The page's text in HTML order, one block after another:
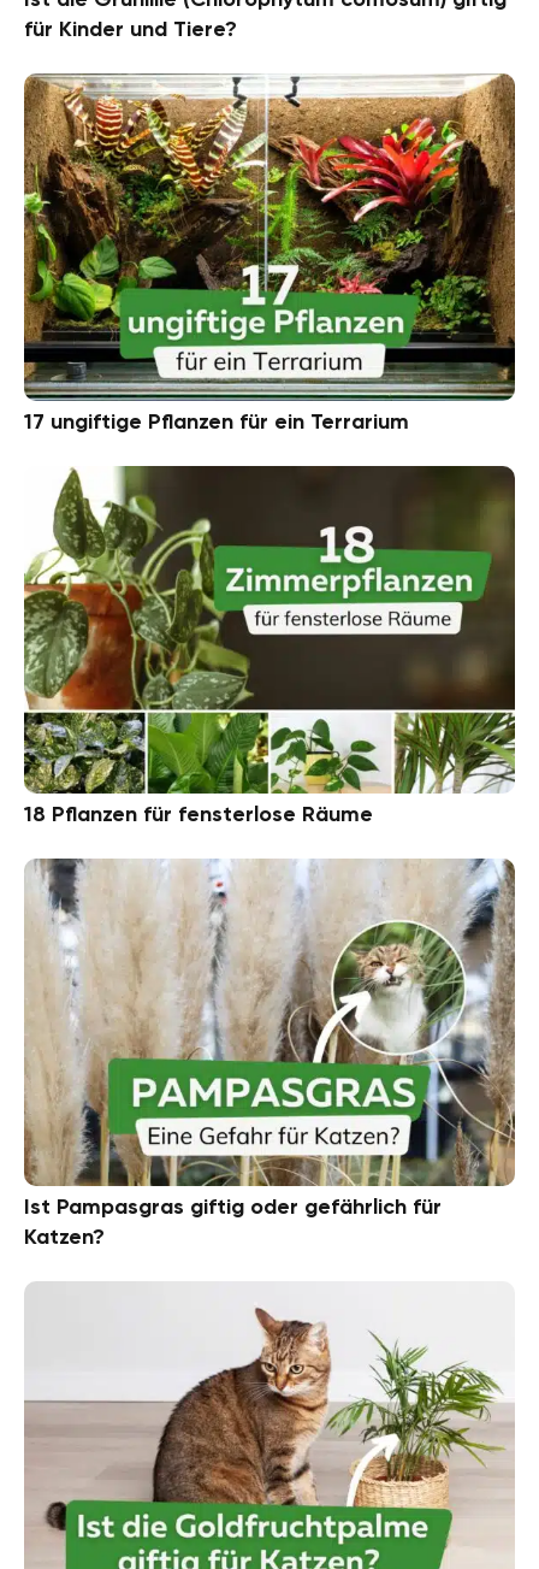
für Kinder und Tiere?
17 ungiftige Pflanzen für ein Terrarium
18 Pflanzen für fensterlose Räume
Ist Pampasgras giftig oder gefährlich für
Katzen?